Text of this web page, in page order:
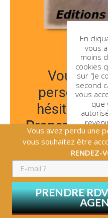
Vous
personne
hésitez à
Prenez
livret de
Générer
Générer
Générer
Générer
Générer
Générer
Générer
En
vous
moins
cookies
sur "Je
second
vous
que
bouton
Vous avez perdu une
vous souhaitez être
RENDEZ-
Générer un
Générer un
Générer un
Générer un
Générer un
PRENDRE